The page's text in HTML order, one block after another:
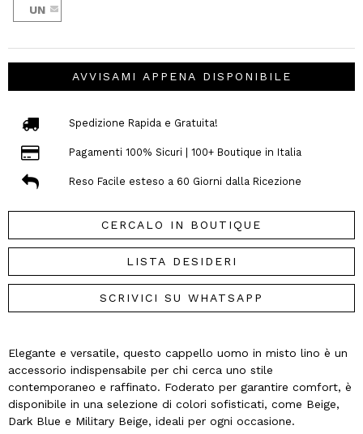
UN
AVVISAMI APPENA DISPONIBILE
Spedizione Rapida e Gratuita!
Pagamenti 100% Sicuri | 100+ Boutique in Italia
Reso Facile esteso a 60 Giorni dalla Ricezione
CERCALO IN BOUTIQUE
LISTA DESIDERI
SCRIVICI SU WHATSAPP
Elegante e versatile, questo cappello uomo in misto lino è un
accessorio indispensabile per chi cerca uno stile
contemporaneo e raffinato. Foderato per garantire comfort, è
disponibile in una selezione di colori sofisticati, come Beige,
Dark Blue e Military Beige, ideali per ogni occasione.